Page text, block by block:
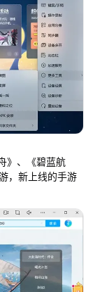
》、《碧蓝航
，新上线的手游